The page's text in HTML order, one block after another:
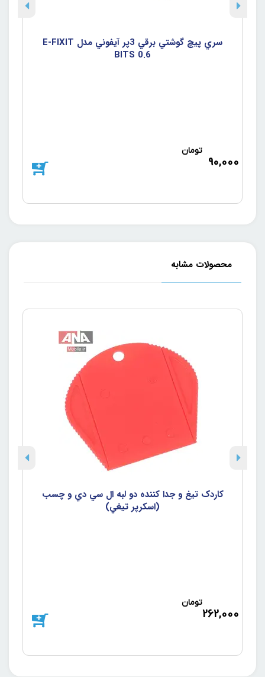
سري پيچ گوشتي برقي 3پر آيفوني مدل E-FIXIT
BITS 0.6
90,000
تومان
محصولات مشابه
کاردک تيغ و جدا کننده دو لبه ال سي دي و چسب
(اسکرپر تيغي)
262,000
تومان